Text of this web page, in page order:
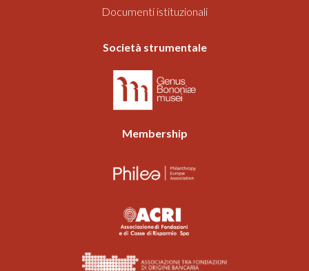
Documenti istituzionali
Società strumentale
Membership